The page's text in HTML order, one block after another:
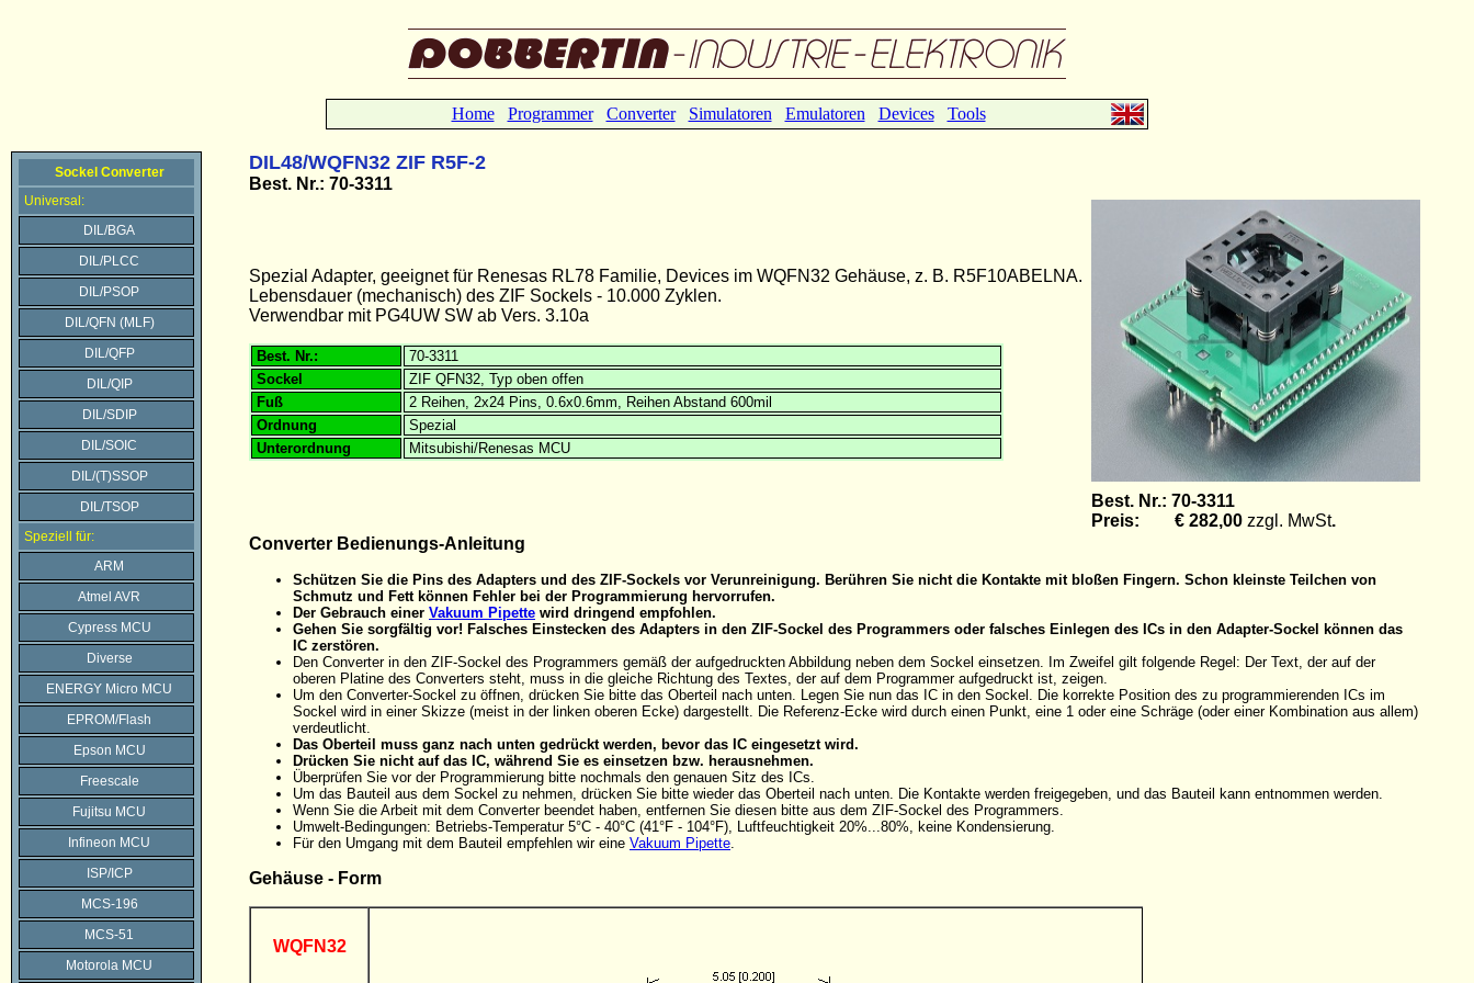
Home Programmer Converter Simulatoren Emulatoren Devices Tools
Sockel Converter
Universal:
DIL/BGA
DIL/PLCC
DIL/PSOP
DIL/QFN (MLF)
DIL/QFP
DIL/QIP
DIL/SDIP
DIL/SOIC
DIL/(T)SSOP
DIL/TSOP
Speziell für:
ARM
Atmel AVR
Cypress MCU
Diverse
ENERGY Micro MCU
EPROM/Flash
Epson MCU
Freescale
Fujitsu MCU
Infineon MCU
ISP/ICP
MCS-196
MCS-51
Motorola MCU
DIL48/WQFN32 ZIF R5F-2
Best. Nr.: 70-3311
Spezial Adapter, geeignet für Renesas RL78 Familie, Devices im WQFN32 Gehäuse, z. B. R5F10ABELNA.
Lebensdauer (mechanisch) des ZIF Sockels - 10.000 Zyklen.
Verwendbar mit PG4UW SW ab Vers. 3.10a
Best. Nr.:
70-3311
Sockel
ZIF QFN32, Typ oben offen
Fuß
2 Reihen, 2x24 Pins, 0.6x0.6mm, Reihen Abstand 600mil
Ordnung
Spezial
Unterordnung
Mitsubishi/Renesas MCU
Best. Nr.: 70-3311
Preis: € 282,00 zzgl. MwSt.
Converter Bedienungs-Anleitung
Schützen Sie die Pins des Adapters und des ZIF-Sockels vor Verunreinigung. Berühren Sie nicht die Kontakte mit bloßen Fingern. Schon kleinste Teilchen von
Schmutz und Fett können Fehler bei der Programmierung hervorrufen.
Der Gebrauch einer Vakuum Pipette wird dringend empfohlen.
Gehen Sie sorgfältig vor! Falsches Einstecken des Adapters in den ZIF-Sockel des Programmers oder falsches Einlegen des ICs in den Adapter-Sockel können das
IC zerstören.
Den Converter in den ZIF-Sockel des Programmers gemäß der aufgedruckten Abbildung neben dem Sockel einsetzen. Im Zweifel gilt folgende Regel: Der Text, der auf der
oberen Platine des Converters steht, muss in die gleiche Richtung des Textes, der auf dem Programmer aufgedruckt ist, zeigen.
Um den Converter-Sockel zu öffnen, drücken Sie bitte das Oberteil nach unten. Legen Sie nun das IC in den Sockel. Die korrekte Position des zu programmierenden ICs im
Sockel wird in einer Skizze (meist in der linken oberen Ecke) dargestellt. Die Referenz-Ecke wird durch einen Punkt, eine 1 oder eine Schräge (oder einer Kombination aus allem)
verdeutlicht.
Das Oberteil muss ganz nach unten gedrückt werden, bevor das IC eingesetzt wird.
Drücken Sie nicht auf das IC, während Sie es einsetzen bzw. herausnehmen.
Überprüfen Sie vor der Programmierung bitte nochmals den genauen Sitz des ICs.
Um das Bauteil aus dem Sockel zu nehmen, drücken Sie bitte wieder das Oberteil nach unten. Die Kontakte werden freigegeben, und das Bauteil kann entnommen werden.
Wenn Sie die Arbeit mit dem Converter beendet haben, entfernen Sie diesen bitte aus dem ZIF-Sockel des Programmers.
Umwelt-Bedingungen: Betriebs-Temperatur 5°C - 40°C (41°F - 104°F), Luftfeuchtigkeit 20%...80%, keine Kondensierung.
Für den Umgang mit dem Bauteil empfehlen wir eine Vakuum Pipette.
Gehäuse - Form
WQFN32